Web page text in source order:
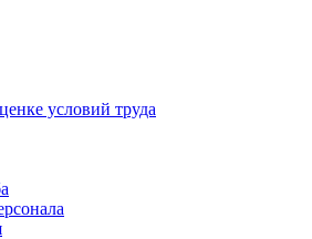
условий труда